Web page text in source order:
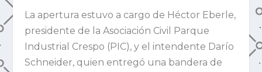
La apertura estuvo a cargo de Héctor Eberle,
presidente de la Asociación Civil Parque
Industrial Crespo (PIC), y el intendente Darío
Schneider, quien entregó una bandera de